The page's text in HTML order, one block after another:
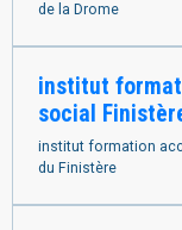
de la Drome
institut
social
institut formation
du Finistère